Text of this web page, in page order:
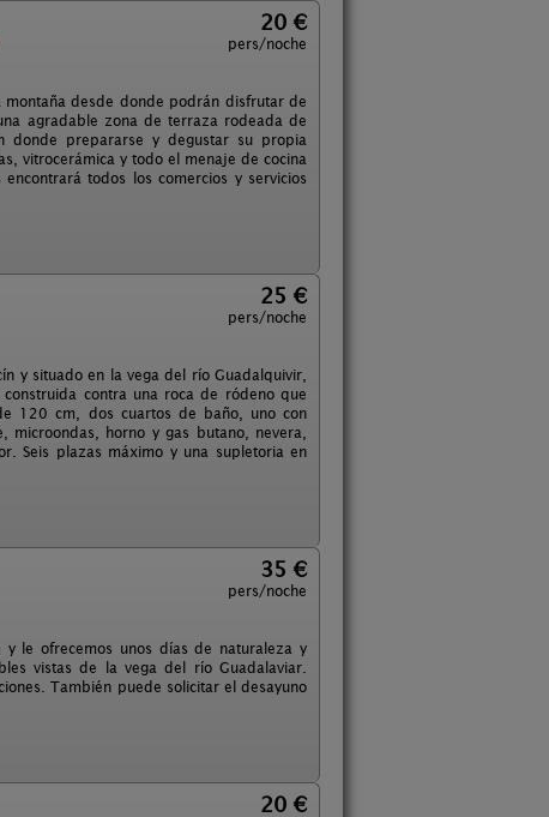
20 €
pers/noche
montaña desde donde podrán disfrutar de
agradable zona de terraza rodeada de
donde prepararse y degustar su propia
vitrocerámica y todo el menaje de cocina
todos los comercios y servicios
25 €
pers/noche
y situado en la vega del río Guadalquivir,
contra una roca de ródeno que
120 cm, dos cuartos de baño, uno con
horno y gas butano, nevera,
Seis plazas máximo y una supletoria en
35 €
pers/noche
le ofrecemos unos días de naturaleza y
vistas de la vega del río Guadalaviar.
También puede solicitar el desayuno
20 €